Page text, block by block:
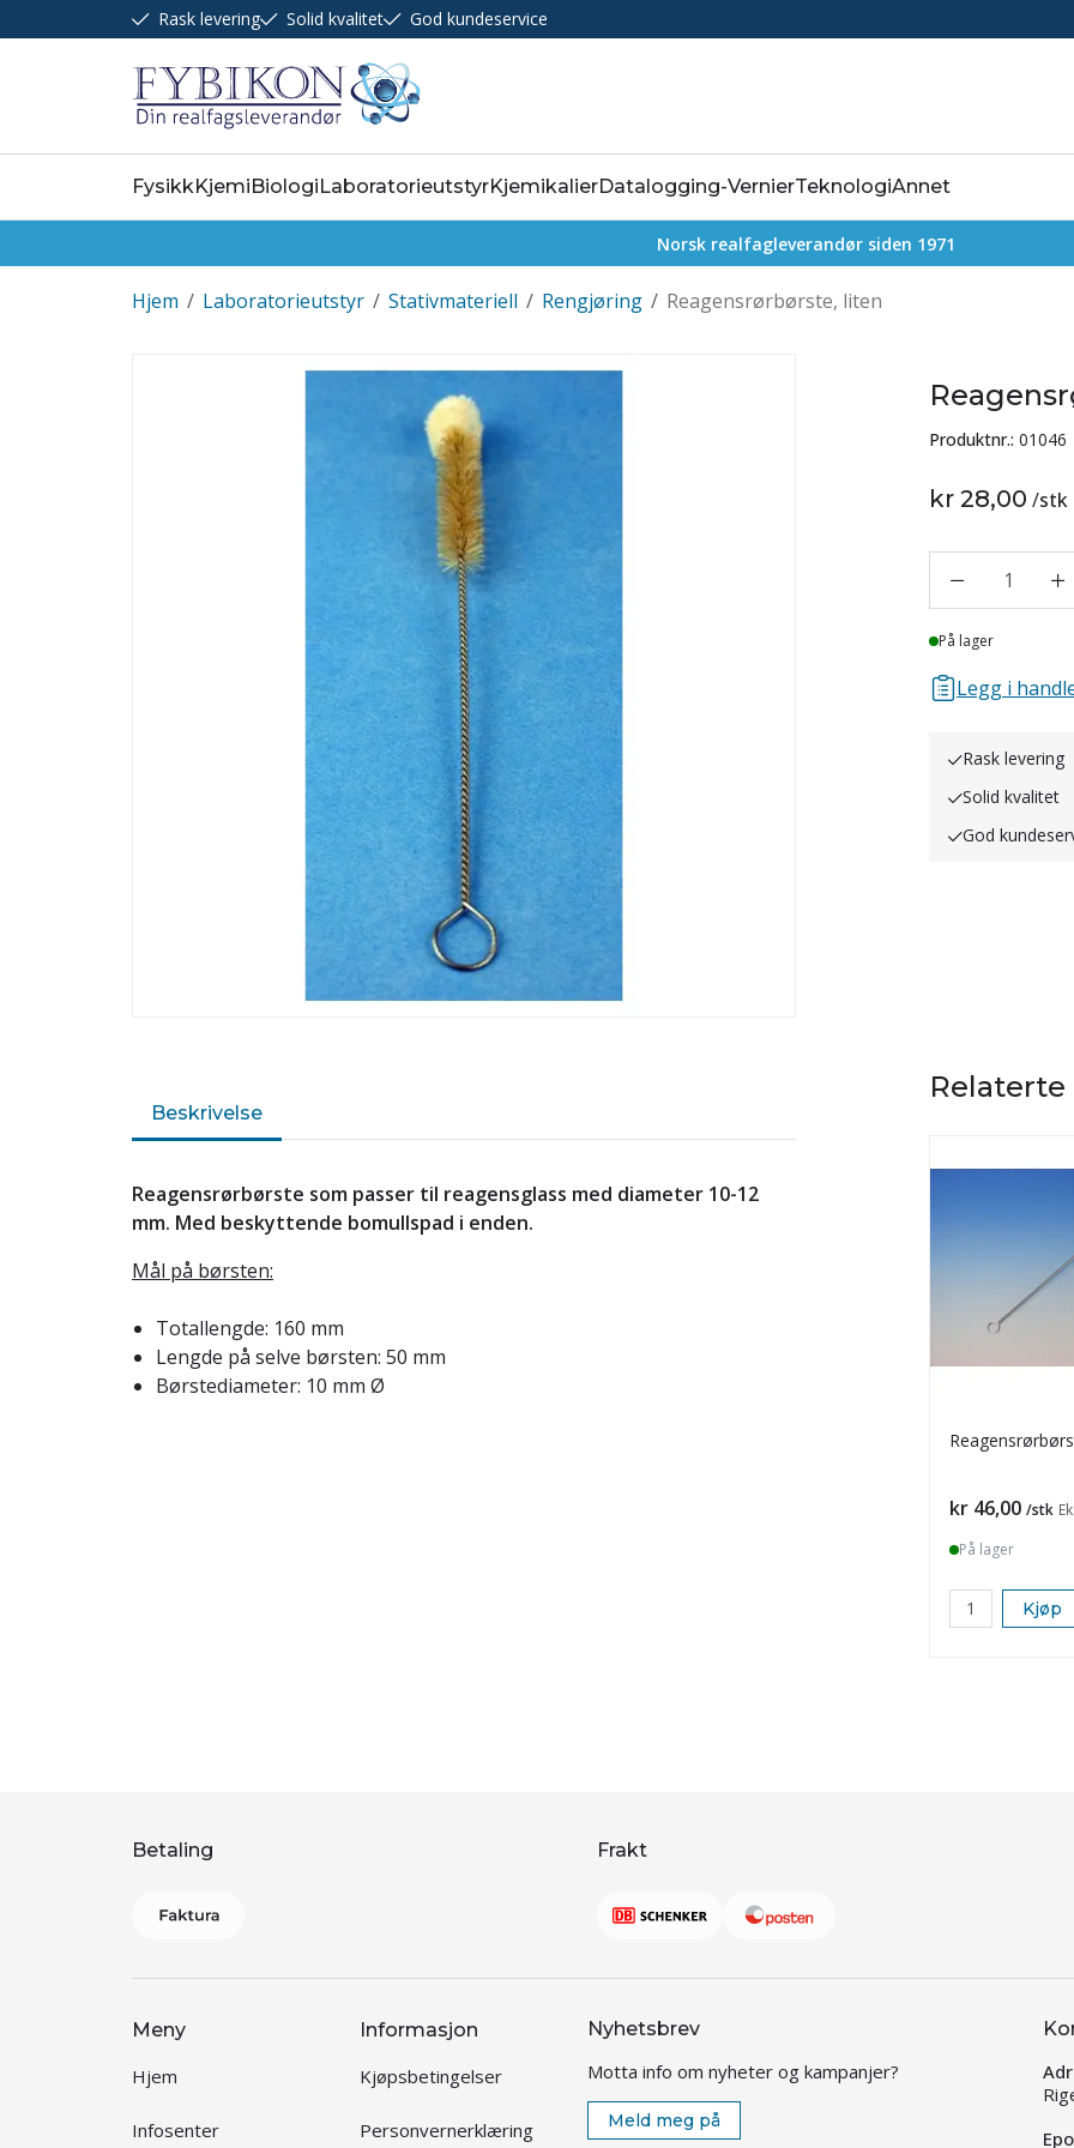
Rask levering Solid kvalitet God kundeservice
FysikkKjemiBiologiLaboratorieutstyrKjemikalierDatalogging-VernierTeknologiAnnet
Norsk realfagleverandør siden 1971
/
Hjem /
Laboratorieutstyr /
Stativmateriell /
Rengjøring Reagensrørbørste, liten
Produktnr.: 01046
kr 28,00 /stk
1
Lager
På lager
Legg i
Rask levering
Solid kvalitet
God
Beskrivelse
Reagensrørbørste som passer til reagensglass med diameter 10-12
mm. Med beskyttende bomullspad i enden.
Mål på børsten:
Totallengde: 160 mm
Lengde på selve børsten: 50 mm
Børstediameter: 10 mm Ø
Pris
kr 46,00 /stk
På lager
Kjøp
Betaling Frakt
Meny
Hjem
Infosenter
Informasjon
Kjøpsbetingelser
Personvernerklæring
Nyhetsbrev
Motta info om nyheter og kampanjer?
Meld meg på